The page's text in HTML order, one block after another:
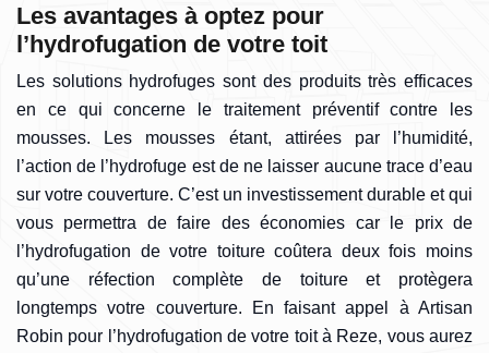
Les avantages à optez pour
l’hydrofugation de votre toit
Les solutions hydrofuges sont des produits très efficaces
en ce qui concerne le traitement préventif contre les
mousses. Les mousses étant, attirées par l’humidité,
l’action de l’hydrofuge est de ne laisser aucune trace d’eau
sur votre couverture. C’est un investissement durable et qui
vous permettra de faire des économies car le prix de
l’hydrofugation de votre toiture coûtera deux fois moins
qu’une réfection complète de toiture et protègera
longtemps votre couverture. En faisant appel à Artisan
Robin pour l’hydrofugation de votre toit à Reze, vous aurez